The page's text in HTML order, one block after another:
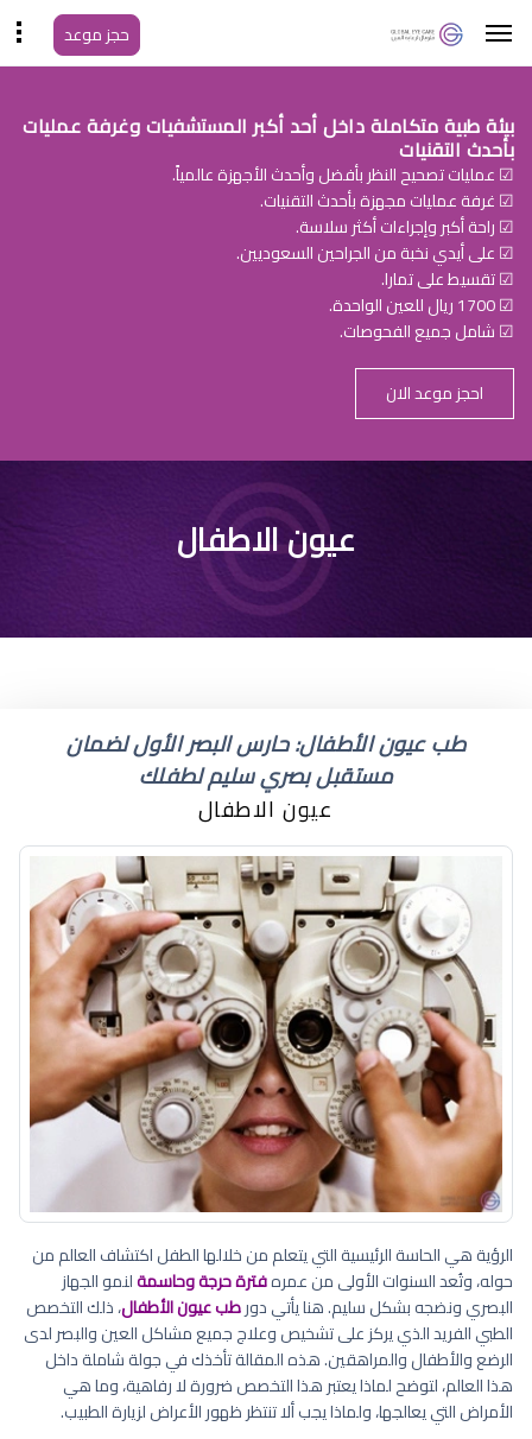
حجز موعد
بيئة طبية متكاملة داخل أحد أكبر المستشفيات وغرفة عمليات
بأحدث التقنيات
☑ عمليات تصحيح النظر بأفضل وأحدث الأجهزة عالمياً.
☑ غرفة عمليات مجهزة بأحدث التقنيات.
☑ راحة أكبر وإجراءات أكثر سلاسة.
☑ على أيدي نخبة من الجراحين السعوديين.
☑ تقسيط على تمارا.
☑ 1700 ريال للعين الواحدة.
☑ شامل جميع الفحوصات.
احجز موعد الان
عيون الاطفال
طب عيون الأطفال: حارس البصر الأول لضمان
مستقبل بصري سليم لطفلك
عيون الاطفال
الرؤية هي الحاسة الرئيسية التي يتعلم من خلالها الطفل اكتشاف العالم من
حوله، وتُعد السنوات الأولى من عمرهفترة حرجة وحاسمةلنمو الجهاز
البصري ونضجه بشكل سليم. هنا يأتي دورطب عيون الأطفال، ذلك التخصص
الطبي الفريد الذي يركز على تشخيص وعلاج جميع مشاكل العين والبصر لدى
الرضع والأطفال والمراهقين. هذه المقالة تأخذك في جولة شاملة داخل
هذا العالم، لتوضح لماذا يعتبر هذا التخصص ضرورة لا رفاهية، وما هي
الأمراض التي يعالجها، ولماذا يجب ألا تنتظر ظهور الأعراض لزيارة الطبيب.